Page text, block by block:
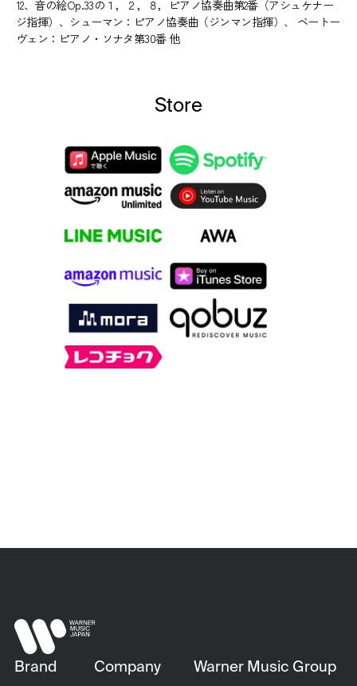
12、音の絵Op.33の１，２，８，ピアノ協奏曲第2番（アシュケナー
ジ指揮）、シューマン：ピアノ協奏曲（ジンマン指揮）、 ベートー
ヴェン：ピアノ・ソナタ第30番 他
Store
Brand Company Warner Music Group